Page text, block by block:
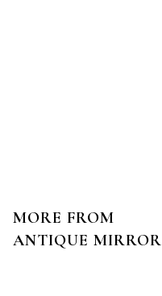
MORE FROM
ANTIQUE MIRROR